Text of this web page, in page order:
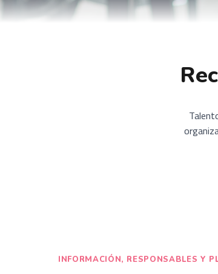
INFORMACIÓN, RESPONSABLES Y